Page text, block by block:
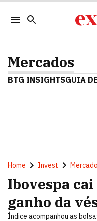
Mercados
BTG INSIGHTSGUIA
Home Invest
Ibovespa
ganho da
Índice acompanhou as